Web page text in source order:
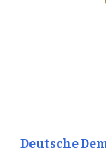
Deutsche